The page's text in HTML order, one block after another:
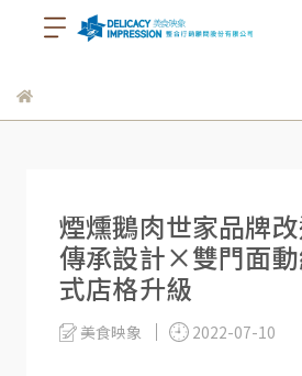
煙燻鵝肉世家品牌
傳承設計×雙門面
式店格升級
美食映象 2022-07-10